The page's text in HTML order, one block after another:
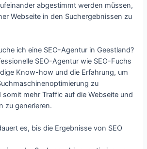
abgestimmt werden müssen,
Webseite in den Suchergebnissen zu
ich eine SEO-Agentur in Geestland?
SEO-Agentur wie SEO-Fuchs
Know-how und die Erfahrung, um
zu
mehr Traffic auf die Webseite und
zu generieren.
es, bis die Ergebnisse von SEO